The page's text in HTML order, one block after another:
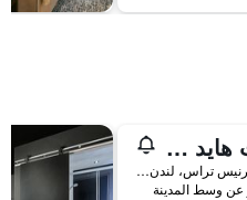
سمارت هايد بارك إن هوستل
48-50 إينفيرنيس تراس، لندن ، المملكة المتحدة, لندن, المملكة المتحدة